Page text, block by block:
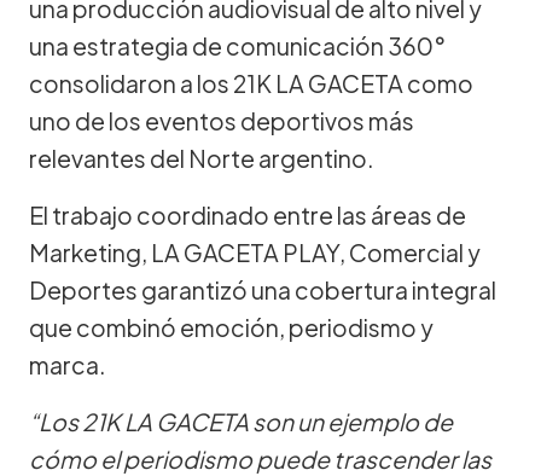
una producción audiovisual de alto nivel y
una estrategia de comunicación 360°
consolidaron a los 21K LA GACETA como
uno de los eventos deportivos más
relevantes del Norte argentino.
El trabajo coordinado entre las áreas de
Marketing, LA GACETA PLAY, Comercial y
Deportes garantizó una cobertura integral
que combinó emoción, periodismo y
marca.
“Los 21K LA GACETA son un ejemplo de
cómo el periodismo puede trascender las